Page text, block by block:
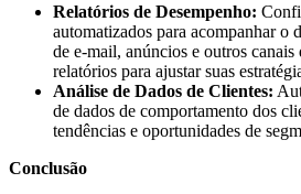
Relatórios de Desempenho:
automatizados para acompanhar o
de e-mail, anúncios e outros canais
relatórios para ajustar suas
Análise de Dados de Clientes:
de dados de comportamento dos
tendências e oportunidades de
Conclusão